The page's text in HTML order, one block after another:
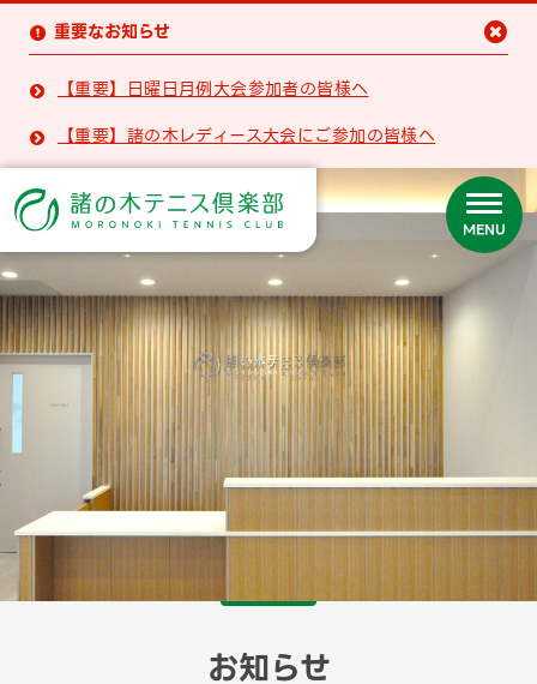
 重要なお知らせ
 【重要】日曜日月例大会参加者の皆様へ
 【重要】諸の木レディース大会にご参加の皆様へ

MENU
お知らせ